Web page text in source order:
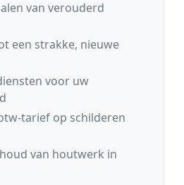
van verouderd
een strakke, nieuwe
voor uw
tarief op schilderen
van houtwerk in